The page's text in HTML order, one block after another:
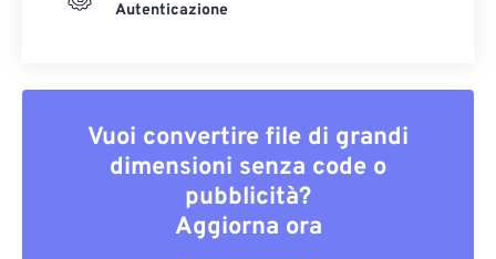
Autenticazione
Vuoi convertire file di grandi
dimensioni senza code o
pubblicità?
Aggiorna ora